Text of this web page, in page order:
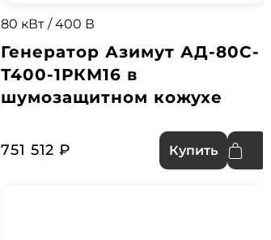
80 кВт / 400 В
Генератор Азимут АД-80С-
Т400-1РКМ16 в
шумозащитном кожухе
751 512 ₽ Купить